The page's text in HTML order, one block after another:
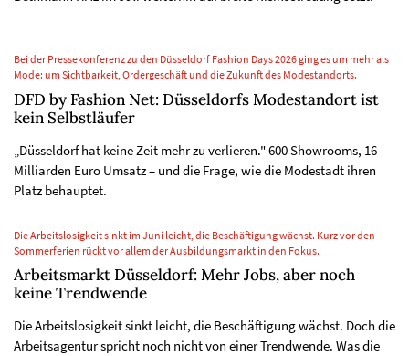
Bei der Pressekonferenz zu den Düsseldorf Fashion Days 2026 ging es um mehr als
Mode: um Sichtbarkeit, Ordergeschäft und die Zukunft des Modestandorts.
DFD by Fashion Net: Düsseldorfs Modestandort ist
kein Selbstläufer
„Düsseldorf hat keine Zeit mehr zu verlieren." 600 Showrooms, 16
Milliarden Euro Umsatz – und die Frage, wie die Modestadt ihren
Platz behauptet.
Die Arbeitslosigkeit sinkt im Juni leicht, die Beschäftigung wächst. Kurz vor den
Sommerferien rückt vor allem der Ausbildungsmarkt in den Fokus.
Arbeitsmarkt Düsseldorf: Mehr Jobs, aber noch
keine Trendwende
Die Arbeitslosigkeit sinkt leicht, die Beschäftigung wächst. Doch die
Arbeitsagentur spricht noch nicht von einer Trendwende. Was die